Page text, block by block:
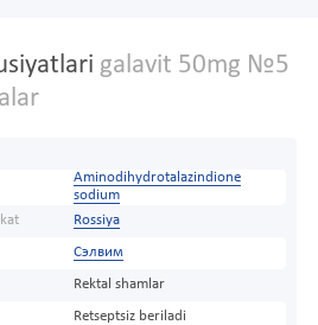
galavit 50mg №5
Aminodihydrotalazindione
sodium
Rossiya
Сэлвим
Rektal shamlar
Retseptsiz beriladi